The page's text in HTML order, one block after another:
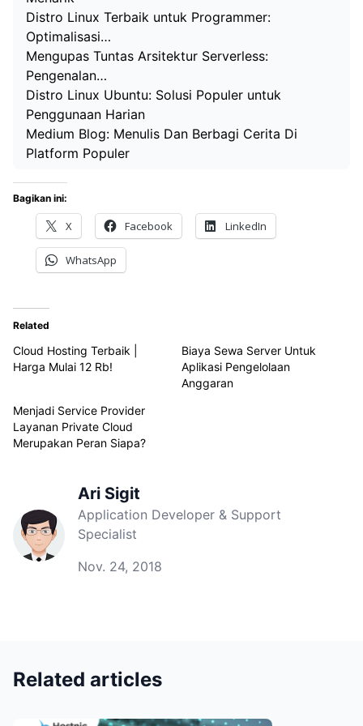
Distro Linux Terbaik untuk Programmer:
Optimalisasi…
Mengupas Tuntas Arsitektur Serverless:
Pengenalan…
Distro Linux Ubuntu: Solusi Populer untuk
Penggunaan Harian
Medium Blog: Menulis Dan Berbagi Cerita Di
Platform Populer
Bagikan ini:
X Facebook LinkedIn
WhatsApp
Related
Cloud Hosting Terbaik |
Harga Mulai 12 Rb!
Biaya Sewa Server Untuk
Aplikasi Pengelolaan
Anggaran
Menjadi Service Provider
Layanan Private Cloud
Merupakan Peran Siapa?
Ari Sigit
Application Developer & Support
Specialist
Nov. 24, 2018
Related articles